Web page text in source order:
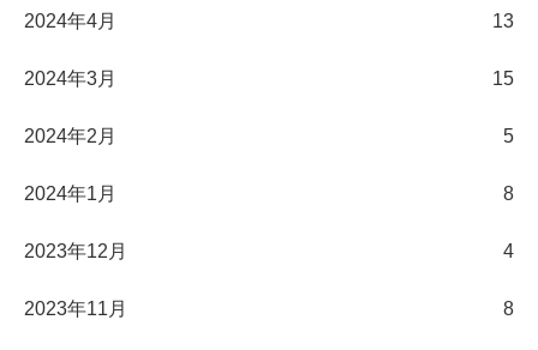
2024年4月 13
2024年3月 15
2024年2月 5
2024年1月 8
2023年12月 4
2023年11月 8